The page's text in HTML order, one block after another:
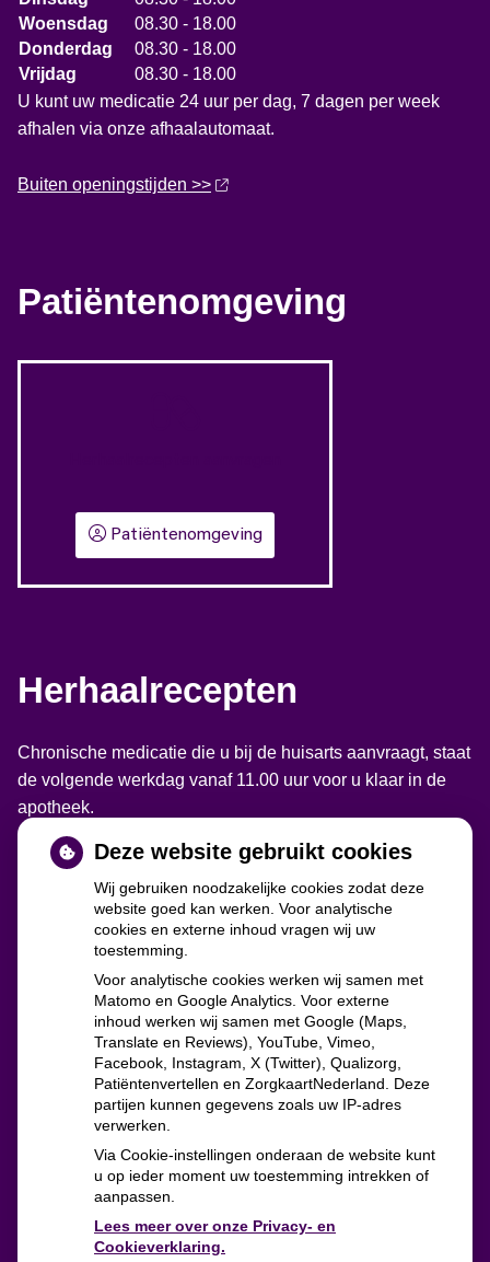
Woensdag
08.30 - 18.00
Donderdag
08.30 - 18.00
Vrijdag
08.30 - 18.00
U kunt uw medicatie 24 uur per dag, 7 dagen per week
afhalen via onze afhaalautomaat.
Buiten openingstijden >>
Patiëntenomgeving
Patiëntenomgeving
Herhaalrecepten
Chronische medicatie die u bij de huisarts aanvraagt, staat
de volgende werkdag vanaf 11.00 uur voor u klaar in de
apotheek.
zorgverzekeraars
Deze website gebruikt cookies
Wij gebruiken noodzakelijke cookies zodat deze
website goed kan werken. Voor analytische
cookies en externe inhoud vragen wij uw
toestemming.
Voor analytische cookies werken wij samen met
Matomo en Google Analytics. Voor externe
inhoud werken wij samen met Google (Maps,
Translate en Reviews), YouTube, Vimeo,
Facebook, Instagram, X (Twitter), Qualizorg,
Patiëntenvertellen en ZorgkaartNederland. Deze
partijen kunnen gegevens zoals uw IP-adres
verwerken.
Via Cookie-instellingen onderaan de website kunt
u op ieder moment uw toestemming intrekken of
aanpassen.
Lees meer over onze Privacy- en
Cookieverklaring.